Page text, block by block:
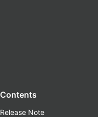
Contents
Release Note